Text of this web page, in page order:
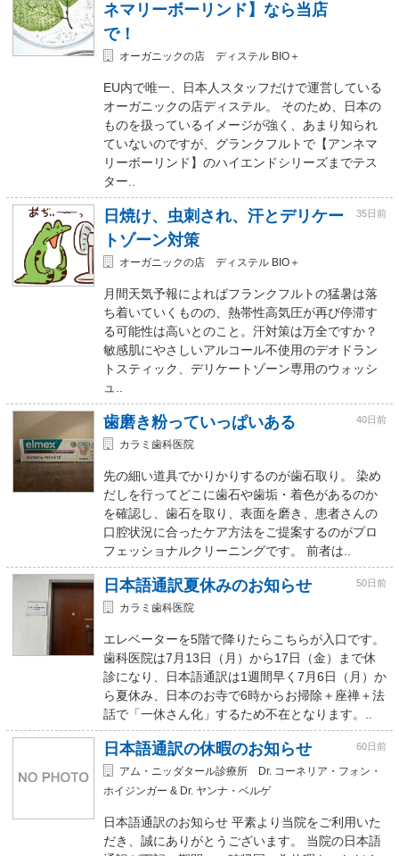
ネマリーボーリンド】なら当店
で！
オーガニックの店 ディステル BIO＋
EU内で唯一、日本人スタッフだけで運営している
オーガニックの店ディステル。 そのため、日本の
ものを扱っているイメージが強く、あまり知られ
ていないのですが、グランクフルトで【アンネマ
リーボーリンド】のハイエンドシリーズまでテス
ター..
日焼け、虫刺され、汗とデリケー
トゾーン対策
35日前
オーガニックの店 ディステル BIO＋
月間天気予報によればフランクフルトの猛暑は落
ち着いていくものの、熱帯性高気圧が再び停滞す
る可能性は高いとのこと。汗対策は万全ですか？
敏感肌にやさしいアルコール不使用のデオドラン
トスティック、デリケートゾーン専用のウォッシ
ュ..
歯磨き粉っていっぱいある 40日前
カラミ歯科医院
先の細い道具でかりかりするのが歯石取り。 染め
だしを行ってどこに歯石や歯垢・着色があるのか
を確認し、歯石を取り、表面を磨き、患者さんの
口腔状況に合ったケア方法をご提案するのがプロ
フェッショナルクリーニングです。 前者は..
日本語通訳夏休みのお知らせ 50日前
カラミ歯科医院
エレベーターを5階で降りたらこちらが入口です。
歯科医院は7月13日（月）から17日（金）まで休
診になり、日本語通訳は1週間早く7月6日（月）か
ら夏休み、日本のお寺で6時からお掃除＋座禅＋法
話で「一休さん化」するため不在となります。..
日本語通訳の休暇のお知らせ 60日前
アム・ニッダタール診療所 Dr. コーネリア・フォン・
ホイジンガー & Dr. ヤンナ・ベルゲ
日本語通訳のお知らせ 平素より当院をご利用いた
だき、誠にありがとうございます。 当院の日本語